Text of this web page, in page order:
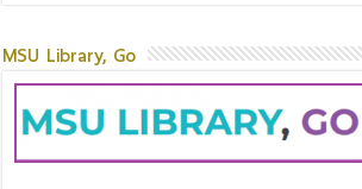
MSU Library, Go